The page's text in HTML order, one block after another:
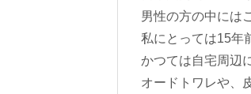
男性の方の中には
私にとっては15年
かつては自宅周辺
オードトワレや、